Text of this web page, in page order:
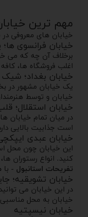
مهم ترین
خیابان های معروفی
خیابان فرانسوی
برخلاف آن چه که می
اغلب فروشگاه ها، کافه ها
خیابان بغداد؛ شیک
یک خیابان مشهور در
خیابان و توسط
خیابان استقلال؛
در میان تمام خیابان
است جذابیت بالایی
خیابان عبدی
این خیابان چون محل
کنید. انواع رستوران
تفریحات استانبول - با
خیابان تشویقیه؛
در این خیابان می
خیابان به محل
خیابان نیسپتیه